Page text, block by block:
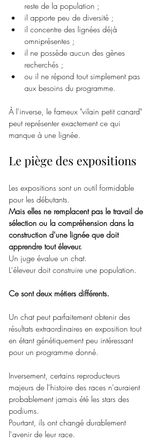
reste de la population ;
il apporte peu de diversité ;
il concentre des lignées déjà
omniprésentes ;
il ne possède aucun des gènes
recherchés ;
ou il ne répond tout simplement pas
aux besoins du programme.
À l'inverse, le fameux "vilain petit canard"
peut représenter exactement ce qui
manque à une lignée.
Le piège des expositions
Les expositions sont un outil formidable
pour les débutants.
Mais elles ne remplacent pas le travail de
sélection ou la compréhension dans la
construction d'une lignée que doit
apprendre tout éleveur.
Un juge évalue un chat.
L'éleveur doit construire une population.
Ce sont deux métiers différents.
Un chat peut parfaitement obtenir des
résultats extraordinaires en exposition tout
en étant génétiquement peu intéressant
pour un programme donné.
Inversement, certains reproducteurs
majeurs de l'histoire des races n'auraient
probablement jamais été les stars des
podiums.
Pourtant, ils ont changé durablement
l'avenir de leur race.